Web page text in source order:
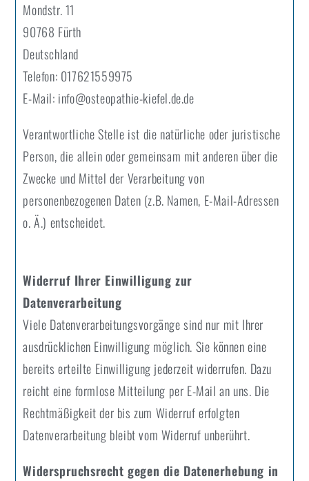
Mondstr. 11
90768 Fürth
Deutschland
Telefon: 017621559975
E-Mail: info@osteopathie-kiefel.de.de
Verantwortliche Stelle ist die natürliche oder juristische
Person, die allein oder gemeinsam mit anderen über die
Zwecke und Mittel der Verarbeitung von
personenbezogenen Daten (z.B. Namen, E-Mail-Adressen
o. Ä.) entscheidet.
Widerruf Ihrer Einwilligung zur
Datenverarbeitung
Viele Datenverarbeitungsvorgänge sind nur mit Ihrer
ausdrücklichen Einwilligung möglich. Sie können eine
bereits erteilte Einwilligung jederzeit widerrufen. Dazu
reicht eine formlose Mitteilung per E-Mail an uns. Die
Rechtmäßigkeit der bis zum Widerruf erfolgten
Datenverarbeitung bleibt vom Widerruf unberührt.
Widerspruchsrecht gegen die Datenerhebung in